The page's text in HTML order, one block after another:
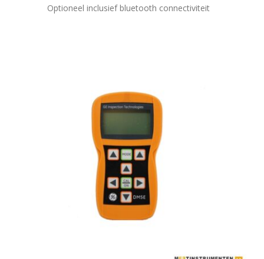
Optioneel inclusief bluetooth connectiviteit